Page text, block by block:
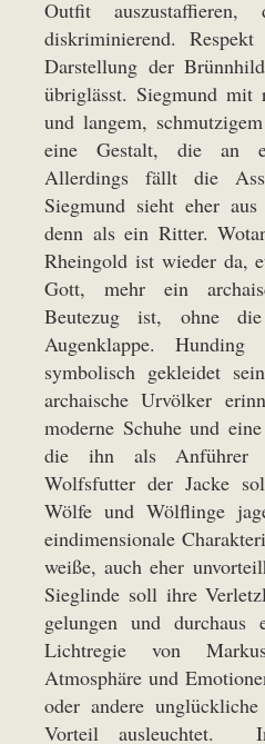
Outfit
diskriminierend.
Darstellung der
übriglässt. Siegmund mit
und langem,
eine Gestalt, die an
Allerdings fällt die
Siegmund sieht eher
denn als ein Ritter.
Rheingold ist wieder da,
Gott, mehr ein
Beutezug ist, ohne
Augenklappe.
symbolisch gekleidet
archaische Urvölker
moderne Schuhe und
die ihn als Anführer
Wolfsfutter der Jacke
Wölfe und Wölflinge
eindimensionale
weiße, auch eher
Sieglinde soll ihre
gelungen und durchaus
Lichtregie von
Atmosphäre und
oder andere
Vorteil ausleuchtet.